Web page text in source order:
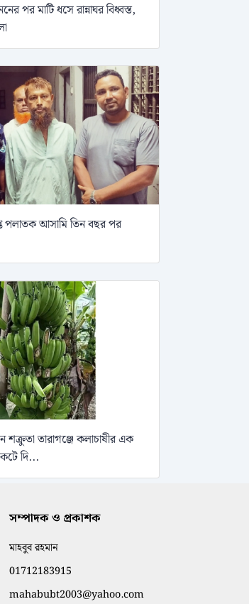
পর মাটি ধসে রান্নাঘর বিধ্বস্ত,
পলাতক আসামি তিন বছর পর
তারাগঞ্জে কলাচাষীর এক
দি...
সম্পাদক ও প্রকাশক
মাহবুব রহমান
01712183915
mahabubt2003@yahoo.com